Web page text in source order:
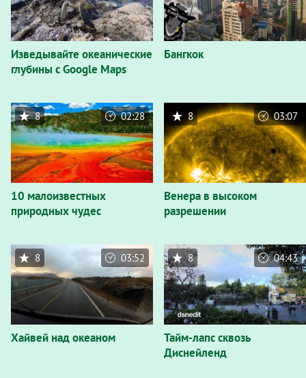
Изведывайте океанические
глубины с Google Maps
Бангкок
10 малоизвестных
природных чудес
8 02:28
Венера в высоком
разрешении
8 03:07
Хайвей над океаном
8 03:52
Тайм-лапс сквозь
Диснейленд
8 04:43